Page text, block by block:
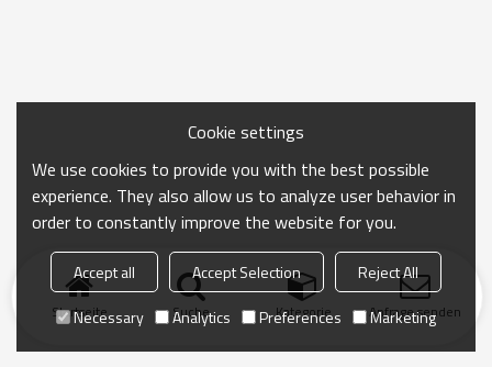
Startseite Suche Kategorie Anfrage senden
Cookie settings
We use cookies to provide you with the best possible
experience. They also allow us to analyze user behavior in
order to constantly improve the website for you.
Accept all Accept Selection
Reject All
Necessary
Analytics Preferences Marketing